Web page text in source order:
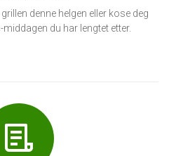
denne helgen eller kose deg
du har lengtet etter.